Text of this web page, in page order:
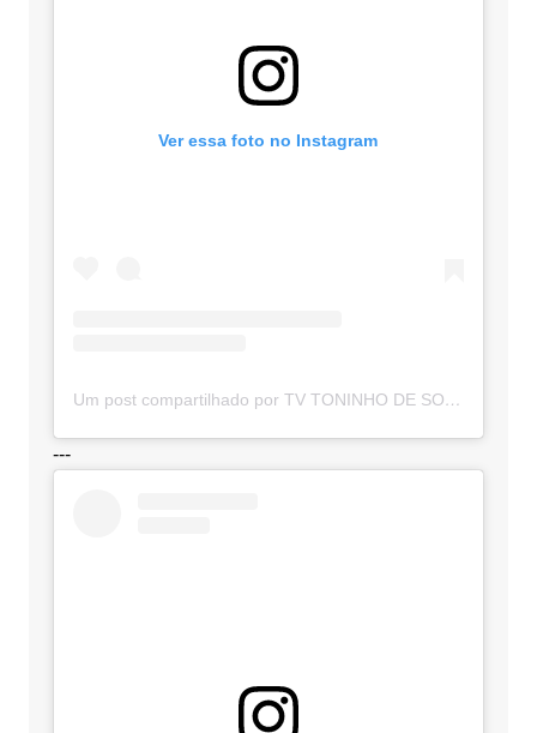
Ver essa foto no Instagram
Um post compartilhado por TV TONINHO DE SOUZA (@toninhodesouzamt)
---